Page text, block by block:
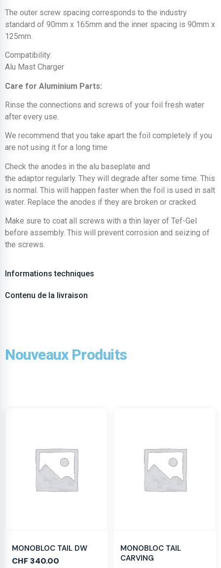
The outer screw spacing corresponds to the industry
standard of 90mm x 165mm and the inner spacing is 90mm x
125mm.
Compatibility:
Alu Mast Charger
Care for Aluminium Parts:
Rinse the connections and screws of your foil fresh water
after every use.
We recommend that you take apart the foil completely if you
are not using it for a long time
Check the anodes in the alu baseplate and
the adaptor regularly. They will degrade after some time. This
is normal. This will happen faster when the foil is used in salt
water. Replace the anodes if they are broken or cracked.
Make sure to coat all screws with a thin layer of Tef-Gel
before assembly. This will prevent corrosion and seizing of
the screws.
Informations techniques
Contenu de la livraison
Nouveaux Produits
MONOBLOC TAIL DW
CHF340.00
MONOBLOC TAIL
CARVING